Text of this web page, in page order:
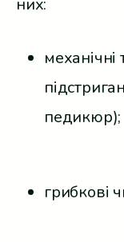
них:
педикюр);
грибкові